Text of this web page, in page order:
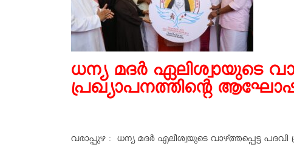
ധന്യ മദർ ഏലിശ്വായുടെ
പ്രഖ്യാപനത്തിന്റെ
വരാപ്പുഴ : ധന്യ മദർ എലീശ്വയുടെ വാഴ്ത്തപ്പെട്ട